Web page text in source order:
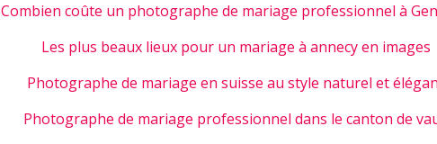
Combien coûte un photographe de mariage professionnel à
Les plus beaux lieux pour un mariage à annecy en images
Photographe de mariage en suisse au style naturel et
Photographe de mariage professionnel dans le canton de